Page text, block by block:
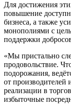
Для достижения
повышение
бизнеса, а также
монополиями с
поддержки
«Мы пристально
продовольствие.
подорожания,
от производителей
реализации в
избыточные